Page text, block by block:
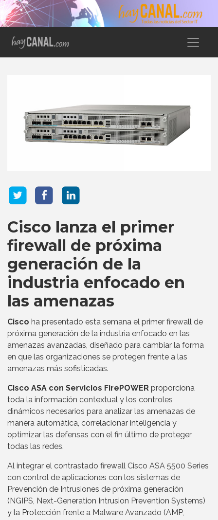
Cisco lanza el primer
firewall de próxima
generación de la
industria enfocado en
las amenazas
Cisco ha presentado esta semana el primer firewall de
próxima generación de la industria enfocado en las
amenazas avanzadas, diseñado para cambiar la forma
en que las organizaciones se protegen frente a las
amenazas más sofisticadas.
Cisco ASA con Servicios FirePOWER proporciona
toda la información contextual y los controles
dinámicos necesarios para analizar las amenazas de
manera automática, correlacionar inteligencia y
optimizar las defensas con el fin último de proteger
todas las redes.
Al integrar el contrastado firewall Cisco ASA 5500 Series
con control de aplicaciones con los sistemas de
Prevención de Intrusiones de próxima generación
(NGIPS, Next-Generation Intrusion Prevention Systems)
y la Protección frente a Malware Avanzado (AMP,